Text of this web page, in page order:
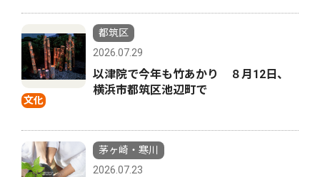
文化
都筑区
2026.07.29
以津院で今年も竹あかり ８月12日、
横浜市都筑区池辺町で
茅ヶ崎・寒川
2026.07.23